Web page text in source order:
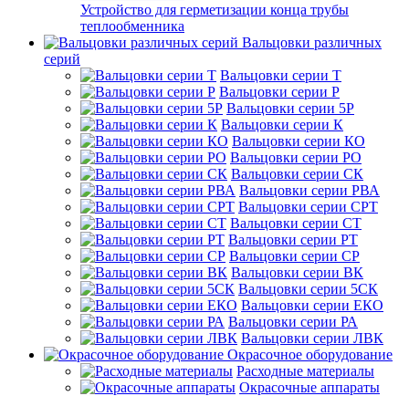
Устройство для герметизации конца трубы
теплообменника
Вальцовки различных
серий
Вальцовки серии Т
Вальцовки серии Р
Вальцовки серии 5Р
Вальцовки серии К
Вальцовки серии КО
Вальцовки серии РО
Вальцовки серии СК
Вальцовки серии РВА
Вальцовки серии СРТ
Вальцовки серии СТ
Вальцовки серии РТ
Вальцовки серии СР
Вальцовки серии ВК
Вальцовки серии 5СК
Вальцовки серии ЕКО
Вальцовки серии РА
Вальцовки серии ЛВК
Окрасочное оборудование
Расходные материалы
Окрасочные аппараты